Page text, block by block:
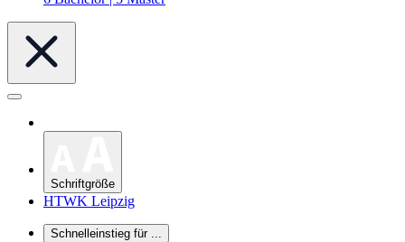
Schriftgröße
HTWK Leipzig
Schnelleinstieg für ...